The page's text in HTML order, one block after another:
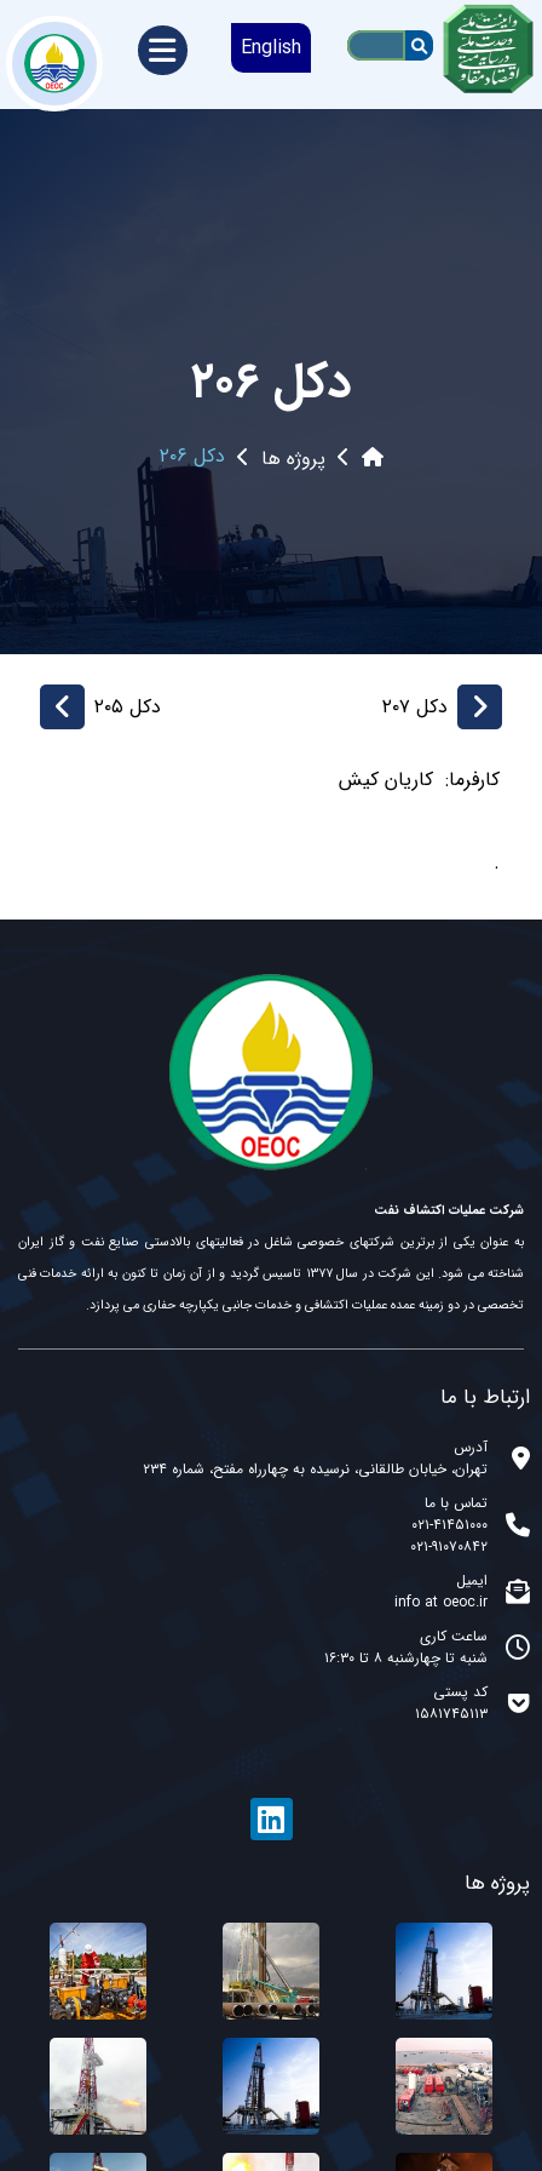
English
دکل ۲۰۶
پروژه ها دکل ۲۰۶
دکل ۲۰۵ دکل ۲۰۷
کارفرما: کاریان کیش
.
شرکت عملیات اکتشاف نفت
به عنوان یکی از برترین شرکتهای خصوصی شاغل در فعالیتهای بالادستی صنایع نفت و گاز ایران
شناخته می شود. این شرکت در سال ۱۳۷۷ تاسیس گردید و از آن زمان تا کنون به ارائه خدمات فنی
تخصصی در دو زمینه عمده عملیات اکتشافی و خدمات جانبی یکپارچه حفاری می پردازد.
ارتباط با ما
آدرس
تهران، خیابان طالقانی، نرسیده به چهارراه مفتح، شماره ۲۳۴
تماس با ما
۰۲۱-۴۱۴۵۱۰۰۰
۰۲۱-۹۱۰۷۰۸۴۲
ایمیل
info at oeoc.ir
ساعت کاری
شنبه تا چهارشنبه ۸ تا ۱۶:۳۰
کد پستی
۱۵۸۱۷۴۵۱۱۳
پروژه ها